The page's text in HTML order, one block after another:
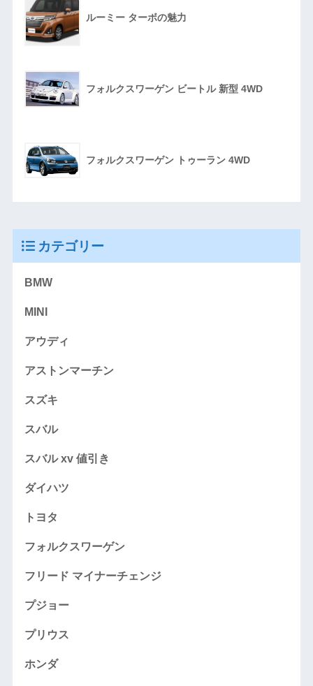
ルーミー ターボの魅力
フォルクスワーゲン ビートル 新型 4WD
フォルクスワーゲン トゥーラン 4WD
カテゴリー
BMW
MINI
アウディ
アストンマーチン
スズキ
スバル
スバル xv 値引き
ダイハツ
トヨタ
フォルクスワーゲン
フリード マイナーチェンジ
プジョー
プリウス
ホンダ